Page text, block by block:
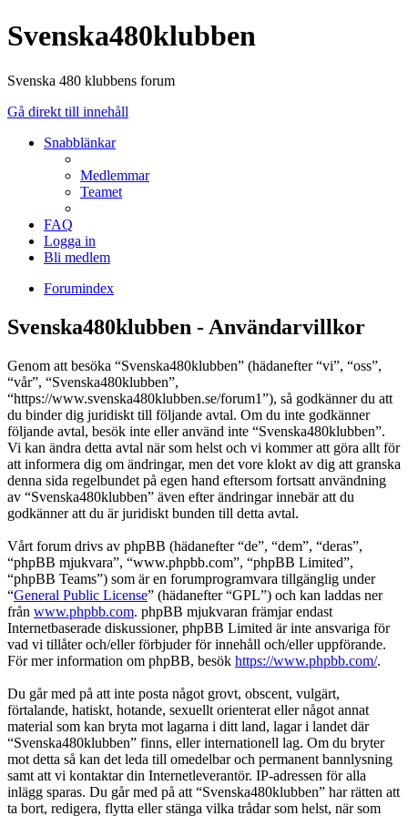
Svenska480klubben
Svenska 480 klubbens forum
Gå direkt till innehåll
Snabblänkar
Medlemmar
Teamet
FAQ
Logga in
Bli medlem
Forumindex
Svenska480klubben - Användarvillkor
Genom att besöka “Svenska480klubben” (hädanefter “vi”, “oss”,
“vår”, “Svenska480klubben”,
“https://www.svenska480klubben.se/forum1”), så godkänner du att
du binder dig juridiskt till följande avtal. Om du inte godkänner
följande avtal, besök inte eller använd inte “Svenska480klubben”.
Vi kan ändra detta avtal när som helst och vi kommer att göra allt för
att informera dig om ändringar, men det vore klokt av dig att granska
denna sida regelbundet på egen hand eftersom fortsatt användning
av “Svenska480klubben” även efter ändringar innebär att du
godkänner att du är juridiskt bunden till detta avtal.
Vårt forum drivs av phpBB (hädanefter “de”, “dem”, “deras”,
“phpBB mjukvara”, “www.phpbb.com”, “phpBB Limited”,
“phpBB Teams”) som är en forumprogramvara tillgänglig under
“General Public License” (hädanefter “GPL”) och kan laddas ner
från www.phpbb.com. phpBB mjukvaran främjar endast
Internetbaserade diskussioner, phpBB Limited är inte ansvariga för
vad vi tillåter och/eller förbjuder för innehåll och/eller uppförande.
För mer information om phpBB, besök https://www.phpbb.com/.
Du går med på att inte posta något grovt, obscent, vulgärt,
förtalande, hatiskt, hotande, sexuellt orienterat eller något annat
material som kan bryta mot lagarna i ditt land, lagar i landet där
“Svenska480klubben” finns, eller internationell lag. Om du bryter
mot detta så kan det leda till omedelbar och permanent bannlysning
samt att vi kontaktar din Internetleverantör. IP-adressen för alla
inlägg sparas. Du går med på att “Svenska480klubben” har rätten att
ta bort, redigera, flytta eller stänga vilka trådar som helst, när som